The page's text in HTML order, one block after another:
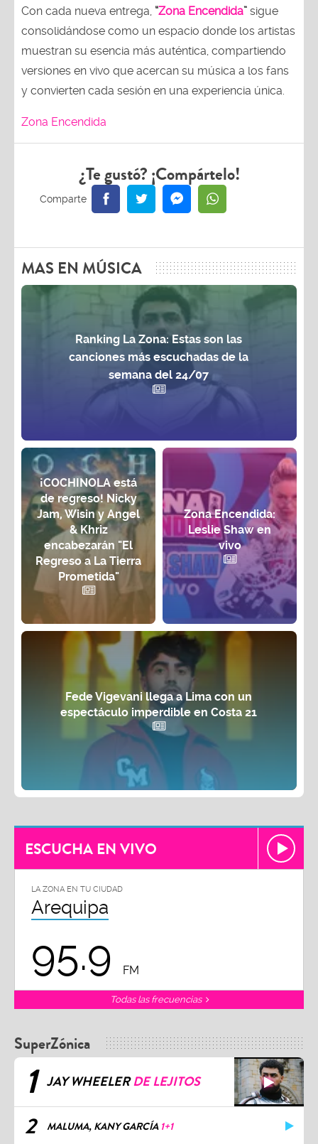
Con cada nueva entrega, “Zona Encendida” sigue
consolidándose como un espacio donde los artistas
muestran su esencia más auténtica, compartiendo
versiones en vivo que acercan su música a los fans
y convierten cada sesión en una experiencia única.
Zona Encendida
¿Te gustó? ¡Compártelo!
MAS EN MÚSICA
Ranking La Zona: Estas son las
canciones más escuchadas de la
semana del 24/07
¡COCHINOLA está
de regreso! Nicky
Jam, Wisin y Angel
& Khriz
encabezarán "El
Regreso a La Tierra
Prometida"
Zona Encendida:
Leslie Shaw en
vivo
Fede Vigevani llega a Lima con un
espectáculo imperdible en Costa 21
ESCUCHA EN VIVO
LA ZONA EN TU CIUDAD
Arequipa
95.9 FM
Todas las frecuencias
SuperZónica
1 JAY WHEELERDE LEJITOS
2 MALUMA, KANY GARCÍA 1+1